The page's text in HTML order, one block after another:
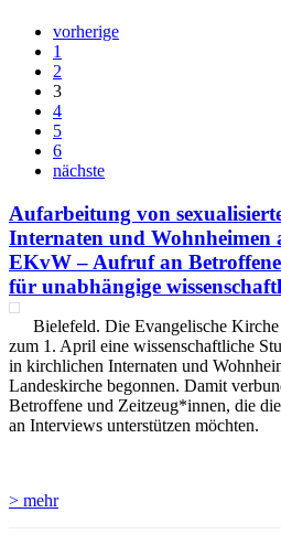
vorherige
1
2
3
4
5
6
nächste
Aufarbeitung von
Internaten und Wohnheimen
EKvW – Aufruf an
für unabhängige
Bielefeld. Die Evangelische
zum 1. April eine wissenschaftliche
in kirchlichen Internaten und
Landeskirche begonnen. Damit
Betroffene und Zeitzeug*innen, die
an Interviews unterstützen möchten.
> mehr